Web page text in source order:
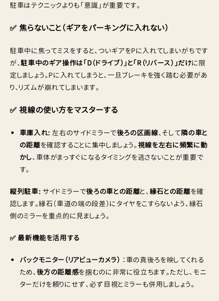
駐車はテクニックよりも「意識」が重要です。
✅ 焦らないこと（ギアをパーキングに入れない）
駐車中に焦ってミスをすると、ついギアをPに入れてしまいがちです
が、駐車中のギア操作は「D（ドライブ）」と「R（リバース）」だけに限
定しましょう。Pに入れてしまうと、一旦ブレーキを強く踏む必要があ
り、リズムが崩れてしまいます。
✅ 視線の使い方をマスターする
車庫入れ: 左右のサイドミラーで後ろの区画線、そして隣の車と
の距離を確認することに集中しましょう。視線を左右に頻繁に動
かし、車体がまっすぐになるタイミングを逃さないことが重要で
す。
縦列駐車: サイドミラーで後ろの車との距離と、縁石との距離を確
認します。縁石（車道の端の段差）にタイヤをこすらないよう、縁石
側のミラーを重点的に見ましょう。
✅ 最新機能を活用する
バックモニター（リアビューカメラ） ：車の真後ろを映してくれる
ため、後方の距離感を掴むのに非常に役立ちます。ただし、モニ
ターだけを頼りにせず、必ず目視とミラーも併用しましょう。